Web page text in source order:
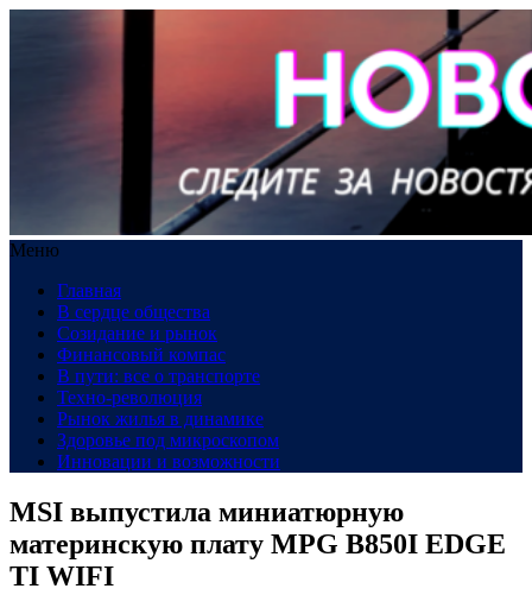
Меню
Главная
В сердце общества
Созидание и рынок
Финансовый компас
В пути: все о транспорте
Техно-революция
Рынок жилья в динамике
Здоровье под микроскопом
Инновации и возможности
MSI выпустила миниатюрную
материнскую плату MPG B850I EDGE
TI WIFI